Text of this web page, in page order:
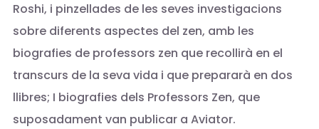
Roshi, i pinzellades de les seves investigacions
sobre diferents aspectes del zen, amb les
biografies de professors zen que recollirà en el
transcurs de la seva vida i que prepararà en dos
llibres; I biografies dels Professors Zen, que
suposadament van publicar a Aviator.